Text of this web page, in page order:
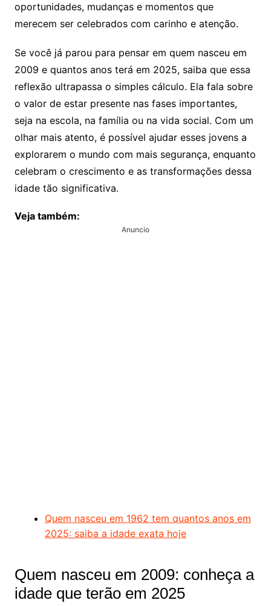
oportunidades, mudanças e momentos que
merecem ser celebrados com carinho e atenção.
Se você já parou para pensar em quem nasceu em
2009 e quantos anos terá em 2025, saiba que essa
reflexão ultrapassa o simples cálculo. Ela fala sobre
o valor de estar presente nas fases importantes,
seja na escola, na família ou na vida social. Com um
olhar mais atento, é possível ajudar esses jovens a
explorarem o mundo com mais segurança, enquanto
celebram o crescimento e as transformações dessa
idade tão significativa.
Veja também:
Anuncio
Quem nasceu em 1962 tem quantos anos em
2025: saiba a idade exata hoje
Quem nasceu em 2009: conheça a
idade que terão em 2025